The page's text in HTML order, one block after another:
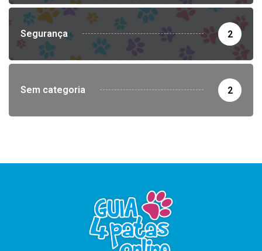
Segurança 2
Sem categoria 2